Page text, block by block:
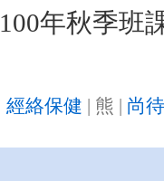
100年秋季班
經絡保健 | 熊 | 尚